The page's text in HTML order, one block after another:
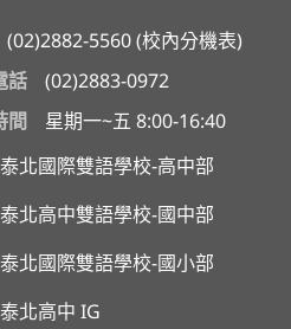
(02)2882-5560 (校內分機表)
話
(02)2883-0972
間
星期一~五 8:00-16:40
泰北國際雙語學校-高中部
泰北高中雙語學校-國中部
泰北國際雙語學校-國小部
泰北高中 IG